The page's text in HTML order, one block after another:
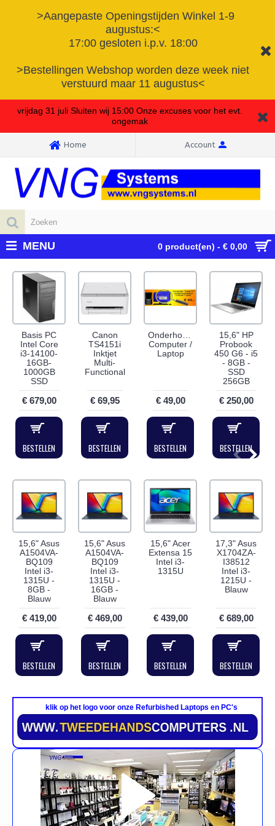
>Aangepaste Openingstijden Winkel 1-9
augustus:<
17:00 gesloten i.p.v. 18:00
>Bestellingen Webshop worden deze week niet
verstuurd maar 11 augustus<
vrijdag 31 juli Sluiten wij 15:00 Onze excuses voor het evt.
ongemak
Home Account
0 product(en) - € 0,00
MENU
Basis PC
Intel Core
i3-14100-
16GB-
1000GB
SSD
€ 679,00
BESTELLEN
Canon
TS4151i
Inktjet
Multi-
Functional
€ 69,95
BESTELLEN
Onderhoudsbeurt
Computer /
Laptop
€ 49,00
BESTELLEN
15,6" HP
Probook
450 G6 - i5
- 8GB -
SSD
256GB
€ 250,00
BESTELLEN
15,6" Asus
A1504VA-
BQ109
Intel i3-
1315U -
8GB -
Blauw
€ 419,00
BESTELLEN
15,6" Asus
A1504VA-
BQ109
Intel i3-
1315U -
16GB -
Blauw
€ 469,00
BESTELLEN
15,6" Acer
Extensa 15
Intel i3-
1315U
€ 439,00
BESTELLEN
17,3" Asus
X1704ZA-
I38512
Intel i3-
1215U -
Blauw
€ 689,00
BESTELLEN
klik op het logo voor onze Refurbished Laptops en PC's